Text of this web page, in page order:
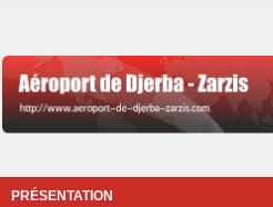
PRÉSENTATION